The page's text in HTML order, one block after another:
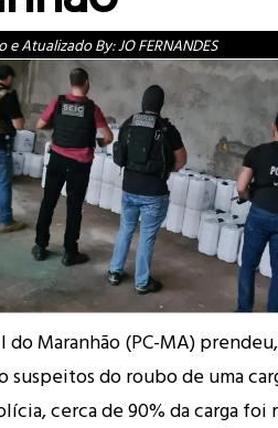
e Atualizado By:JO FERNANDES
do Maranhão (PC-MA)
suspeitos do roubo de uma
cerca de 90% da carga foi